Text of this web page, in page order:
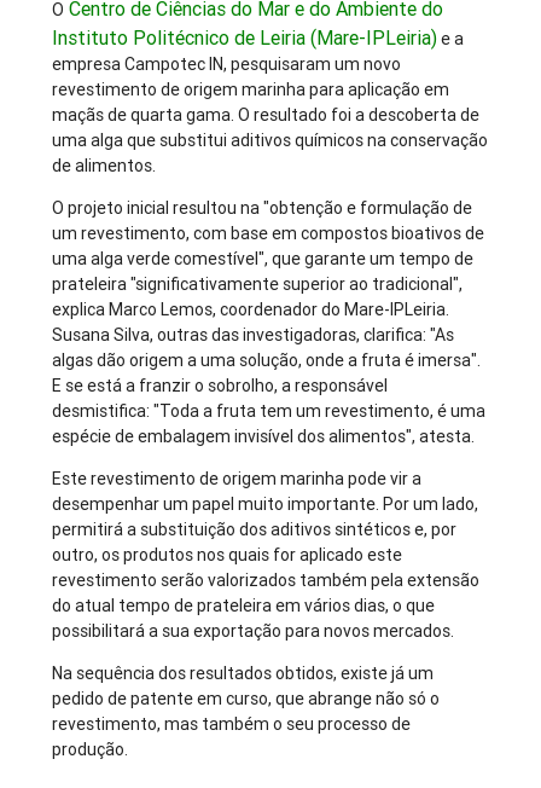
O Centro de Ciências do Mar e do Ambiente do
Instituto Politécnico de Leiria (Mare-IPLeiria)e a
empresa Campotec IN, pesquisaram um novo
revestimento de origem marinha para aplicação em
maçãs de quarta gama. O resultado foi a descoberta de
uma alga que substitui aditivos químicos na conservação
de alimentos.
O projeto inicial resultou na "obtenção e formulação de
um revestimento, com base em compostos bioativos de
uma alga verde comestível", que garante um tempo de
prateleira "significativamente superior ao tradicional",
explica Marco Lemos, coordenador do Mare-IPLeiria.
Susana Silva, outras das investigadoras, clarifica: "As
algas dão origem a uma solução, onde a fruta é imersa".
E se está a franzir o sobrolho, a responsável
desmistifica: "Toda a fruta tem um revestimento, é uma
espécie de embalagem invisível dos alimentos", atesta.
Este revestimento de origem marinha pode vir a
desempenhar um papel muito importante. Por um lado,
permitirá a substituição dos aditivos sintéticos e, por
outro, os produtos nos quais for aplicado este
revestimento serão valorizados também pela extensão
do atual tempo de prateleira em vários dias, o que
possibilitará a sua exportação para novos mercados.
Na sequência dos resultados obtidos, existe já um
pedido de patente em curso, que abrange não só o
revestimento, mas também o seu processo de
produção.